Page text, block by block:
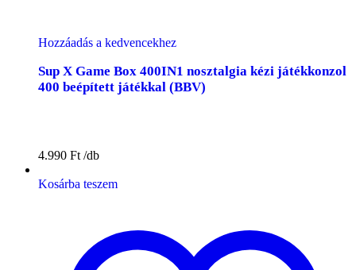
Hozzáadás a kedvencekhez
Sup X Game Box 400IN1 nosztalgia kézi játékkonzol
400 beépített játékkal (BBV)
4.990 Ft
Kosárba teszem